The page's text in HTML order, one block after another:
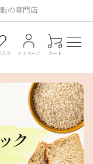
の専門店
入り マイページ カート
0